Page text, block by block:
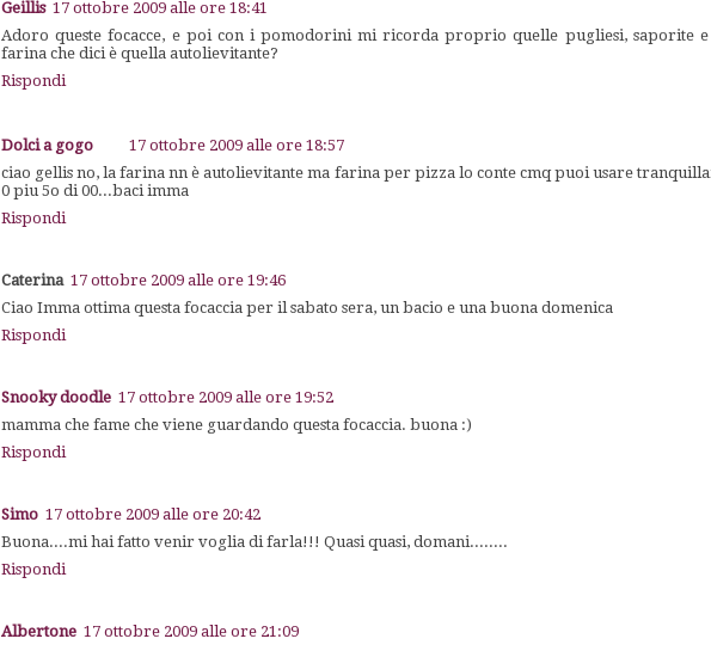
Geillis 17 ottobre 2009 alle ore 18:41
Adoro queste focacce, e poi con i pomodorini mi ricorda proprio quelle pugliesi, saporite e
farina che dici è quella autolievitante?
Rispondi
Dolci a gogo
17 ottobre 2009 alle ore 18:57
ciao gellis no, la farina nn è autolievitante ma farina per pizza lo conte cmq puoi usare
0 piu 5o di 00...baci imma
Rispondi
Caterina 17 ottobre 2009 alle ore 19:46
Ciao Imma ottima questa focaccia per il sabato sera, un bacio e una buona domenica
Rispondi
Snooky doodle 17 ottobre 2009 alle ore 19:52
mamma che fame che viene guardando questa focaccia. buona :)
Rispondi
Simo 17 ottobre 2009 alle ore 20:42
Buona....mi hai fatto venir voglia di farla!!! Quasi quasi, domani........
Rispondi
Albertone 17 ottobre 2009 alle ore 21:09